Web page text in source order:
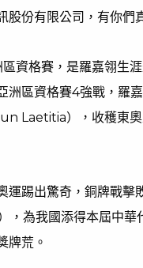
份有限公司，有你們
資格賽，是羅嘉翎生
洲區資格賽4強戰，羅
Laetitia），收穫東
運踢出驚奇，銅牌戰擊
，為我國添得本屆中華
牌荒。